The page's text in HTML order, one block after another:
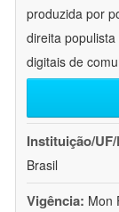
produzida por
direita
digitais de
Instituição/
Brasil
Vigência: Mon